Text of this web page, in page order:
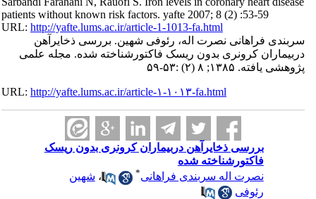
patients without known risk factors. yafte 2007; 8 (2) :53-59
URL:http://yafte.lums.ac.ir/article-1-1013-fa.html
سربندی فراهانی نصرت اله، رئوفی شهین. بررسی ذخایرآهن
دربیماران کرونری بدون ریسک فاکتورشناخته شده. مجله علمی
پژوهشی یافته. ۱۳۸۵; ۸ (۲) :۵۳-۵۹
URL:http://yafte.lums.ac.ir/article-۱-۱۰۱۳-fa.html
بررسی ذخایرآهن دربیماران کرونری بدون ریسک
فاکتورشناخته شده
نصرت اله سربندی فراهانی
،شهین
رئوفی